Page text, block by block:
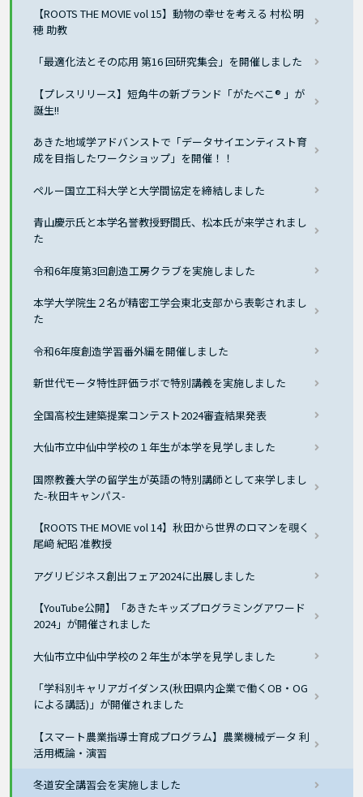
【ROOTS THE MOVIE vol 15】動物の幸せを考える 村松 明
穂 助教
「最適化法とその応用 第16 回研究集会」を開催しました
【プレスリリース】短角牛の新ブランド「がたべこ® 」が
誕生!!
あきた地域学アドバンストで「データサイエンティスト育
成を目指したワークショップ」を開催！！
ペルー国立工科大学と大学間協定を締結しました
青山慶示氏と本学名誉教授野間氏、松本氏が来学されまし
た
令和6年度第3回創造工房クラブを実施しました
本学大学院生２名が精密工学会東北支部から表彰されまし
た
令和6年度創造学習番外編を開催しました
新世代モータ特性評価ラボで特別講義を実施しました
全国高校生建築提案コンテスト2024審査結果発表
大仙市立中仙中学校の１年生が本学を見学しました
国際教養大学の留学生が英語の特別講師として来学しまし
た-秋田キャンパス-
【ROOTS THE MOVIE vol 14】秋田から世界のロマンを覗く
尾﨑 紀昭 准教授
アグリビジネス創出フェア2024に出展しました
【YouTube公開】「あきたキッズプログラミングアワード
2024」が開催されました
大仙市立中仙中学校の２年生が本学を見学しました
「学科別キャリアガイダンス(秋田県内企業で働くOB・OG
による講話)」が開催されました
【スマート農業指導士育成プログラム】農業機械データ 利
活用概論・演習
冬道安全講習会を実施しました